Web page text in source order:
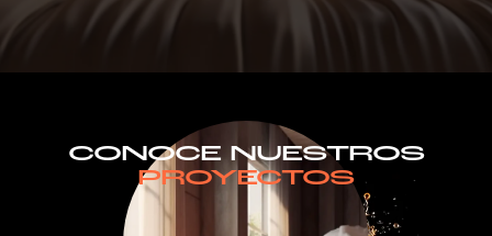
CONOCE NUESTROS
PROYECTOS